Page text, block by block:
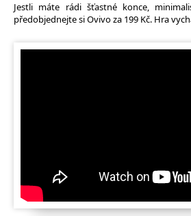
Jestli máte rádi šťastné konce,
předobjednejte si Ovivo za 199 Kč. Hra